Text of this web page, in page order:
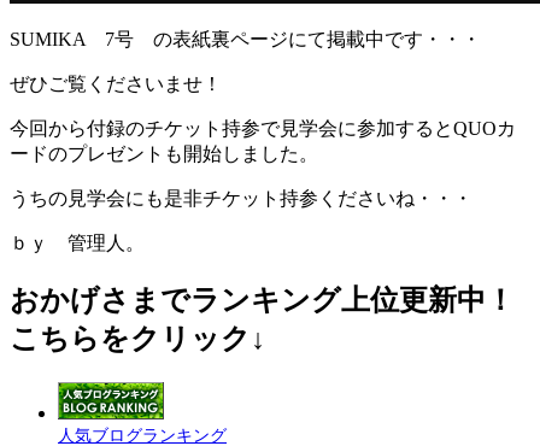
SUMIKA 7号 の表紙裏ページにて掲載中です・・・
ぜひご覧くださいませ！
今回から付録のチケット持参で見学会に参加するとQUOカ
ードのプレゼントも開始しました。
うちの見学会にも是非チケット持参くださいね・・・
ｂｙ 管理人。
おかげさまでランキング上位更新中！
こちらをクリック↓
人気ブログランキング